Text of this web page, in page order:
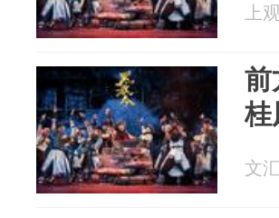
上
前
桂
文